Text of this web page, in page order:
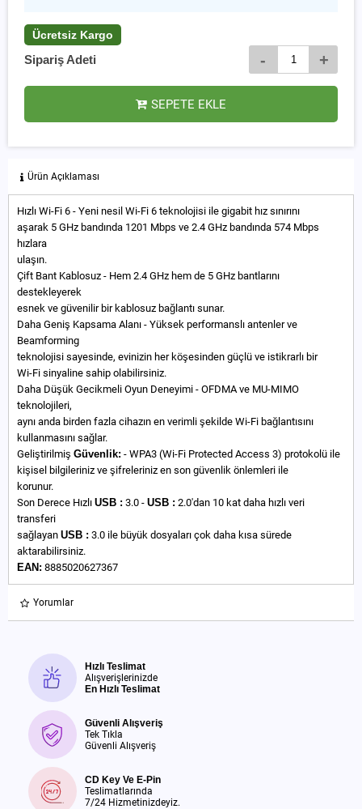
Ücretsiz Kargo
Sipariş Adeti - +
SEPETE EKLE
Ürün Açıklaması
Hızlı Wi-Fi 6 - Yeni nesil Wi-Fi 6 teknolojisi ile gigabit hız sınırını
aşarak 5 GHz bandında 1201 Mbps ve 2.4 GHz bandında 574 Mbps
hızlara
ulaşın.
Çift Bant Kablosuz - Hem 2.4 GHz hem de 5 GHz bantlarını
destekleyerek
esnek ve güvenilir bir kablosuz bağlantı sunar.
Daha Geniş Kapsama Alanı - Yüksek performanslı antenler ve
Beamforming
teknolojisi sayesinde, evinizin her köşesinden güçlü ve istikrarlı bir
Wi-Fi sinyaline sahip olabilirsiniz.
Daha Düşük Gecikmeli Oyun Deneyimi - OFDMA ve MU-MIMO
teknolojileri,
aynı anda birden fazla cihazın en verimli şekilde Wi-Fi bağlantısını
kullanmasını sağlar.
Geliştirilmiş Güvenlik: - WPA3 (Wi-Fi Protected Access 3) protokolü ile
kişisel bilgileriniz ve şifreleriniz en son güvenlik önlemleri ile
korunur.
Son Derece Hızlı USB : 3.0 - USB : 2.0'dan 10 kat daha hızlı veri
transferi
sağlayan USB : 3.0 ile büyük dosyaları çok daha kısa sürede
aktarabilirsiniz.
EAN: 8885020627367
Yorumlar
Hızlı Teslimat
Alışverişlerinizde
En Hızlı Teslimat
Güvenli Alışveriş
Tek Tıkla
Güvenli Alışveriş
CD Key Ve E-Pin
Teslimatlarında
7/24 Hizmetinizdeyiz.